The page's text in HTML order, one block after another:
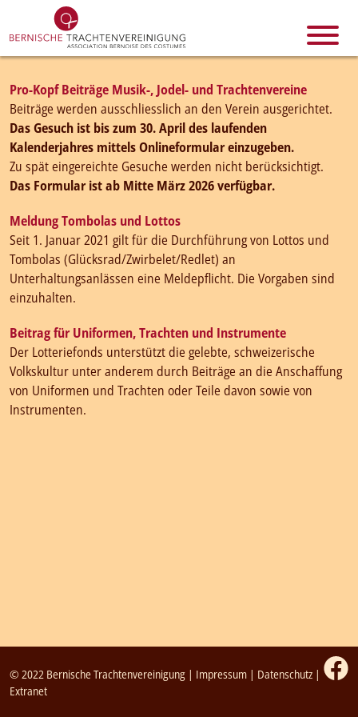
Pro-Kopf Beiträge Musik-, Jodel- und Trachtenvereine
Beiträge werden ausschliesslich an den Verein ausgerichtet.
Das Gesuch ist bis zum 30. April des laufenden
Kalenderjahres mittels Onlineformular einzugeben.
Zu spät eingereichte Gesuche werden nicht berücksichtigt.
Das Formular ist ab Mitte März 2026 verfügbar.
Meldung Tombolas und Lottos
Seit 1. Januar 2021 gilt für die Durchführung von Lottos und
Tombolas (Glücksrad/Zwirbelet/Redlet) an
Unterhaltungsanlässen eine Meldepflicht. Die Vorgaben sind
einzuhalten.
Beitrag für Uniformen, Trachten und Instrumente
Der Lotteriefonds unterstützt die gelebte, schweizerische
Volkskultur unter anderem durch Beiträge an die Anschaffung
von Uniformen und Trachten oder Teile davon sowie von
Instrumenten.
© 2022 Bernische Trachtenvereinigung | Impressum | Datenschutz |
Extranet